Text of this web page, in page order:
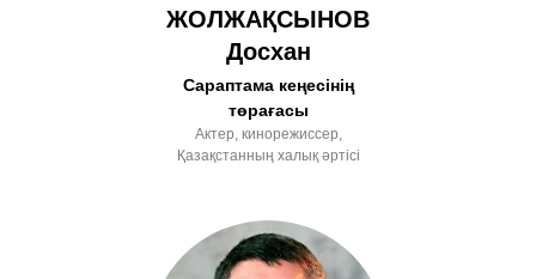
ЖОЛЖАҚСЫНОВ
Досхан
Сараптама кеңесінің
төрағасы
Актер, кинорежиссер,
Қазақстанның халық әртісі